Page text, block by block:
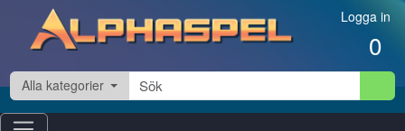
Hoppa till innehåll Logga in
0
Alla kategorier